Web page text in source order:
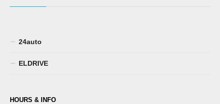
24auto
ELDRIVE
HOURS & INFO